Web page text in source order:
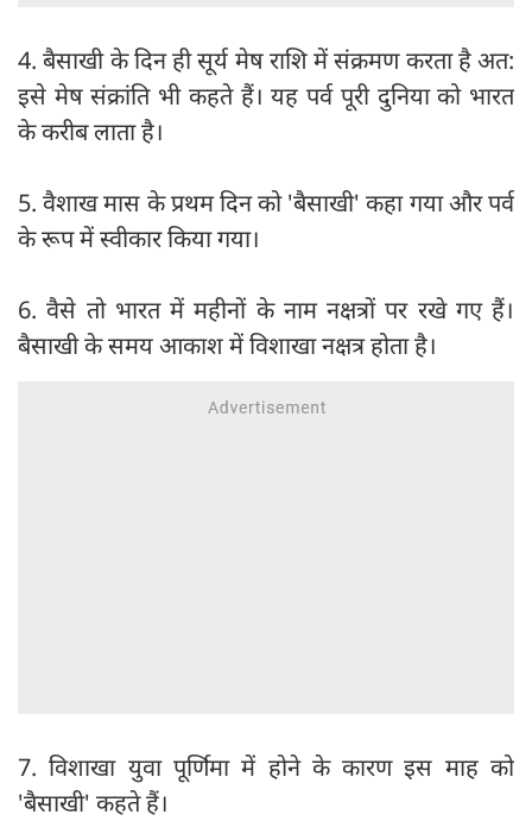
4. बैसाखी के दिन ही सूर्य मेष राशि में संक्रमण करता है अत:
इसे मेष संक्रांति भी कहते हैं। यह पर्व पूरी दुनिया को भारत
के करीब लाता है।
5. वैशाख मास के प्रथम दिन को 'बैसाखी' कहा गया और पर्व
के रूप में स्वीकार किया गया।
6. वैसे तो भारत में महीनों के नाम नक्षत्रों पर रखे गए हैं।
बैसाखी के समय आकाश में विशाखा नक्षत्र होता है।
7. विशाखा युवा पूर्णिमा में होने के कारण इस माह को
'बैसाखी' कहते हैं।